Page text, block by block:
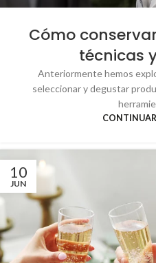
Cómo
técnicas
Anteriormente hemos
seleccionar y degustar
10
JUN